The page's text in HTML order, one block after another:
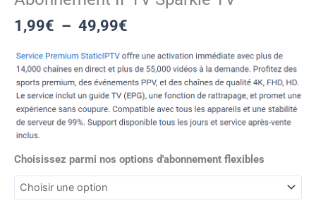
1,99€ – 49,99€
Choisissez parmi nos options d'abonnement flexibles